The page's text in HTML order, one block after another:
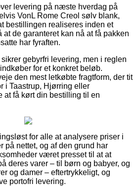
levering på næste hverdag på
VonL Rome Creol sølv blank,
bestillingen realiseres inden et
de garanteret kan nå at få pakken
har fyraften.
gebyrfri levering, men i reglen
for et konkret beløb.
den mest letkøbte fragtform, der tit
i Taastrup, Hjørring eller
at få kørt din bestilling til en
for alle at analysere priser i
på nettet, og af den grund har
været presset til at at
deres varer – til børn og babyer, og
og damer – eftertrykkeligt, og
portofri levering.